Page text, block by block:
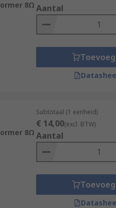
8Ω Aantal
8Ω
Subtotaal (1 eenheid)
€ 14,00(excl. BTW)
Aantal